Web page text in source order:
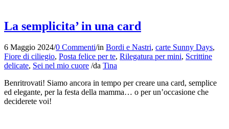
La semplicita’ in una card
6 Maggio 2024/0 Commenti/in Bordi e Nastri, carte Sunny Days,
Fiore di ciliegio, Posta felice per te, Rilegatura per mini, Scrittine
delicate, Sei nel mio cuore /da Tina
Benritrovati! Siamo ancora in tempo per creare una card, semplice
ed elegante, per la festa della mamma… o per un’occasione che
deciderete voi!